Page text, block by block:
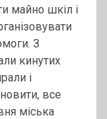
майно шкіл і
З
кинутих
і
все
міська